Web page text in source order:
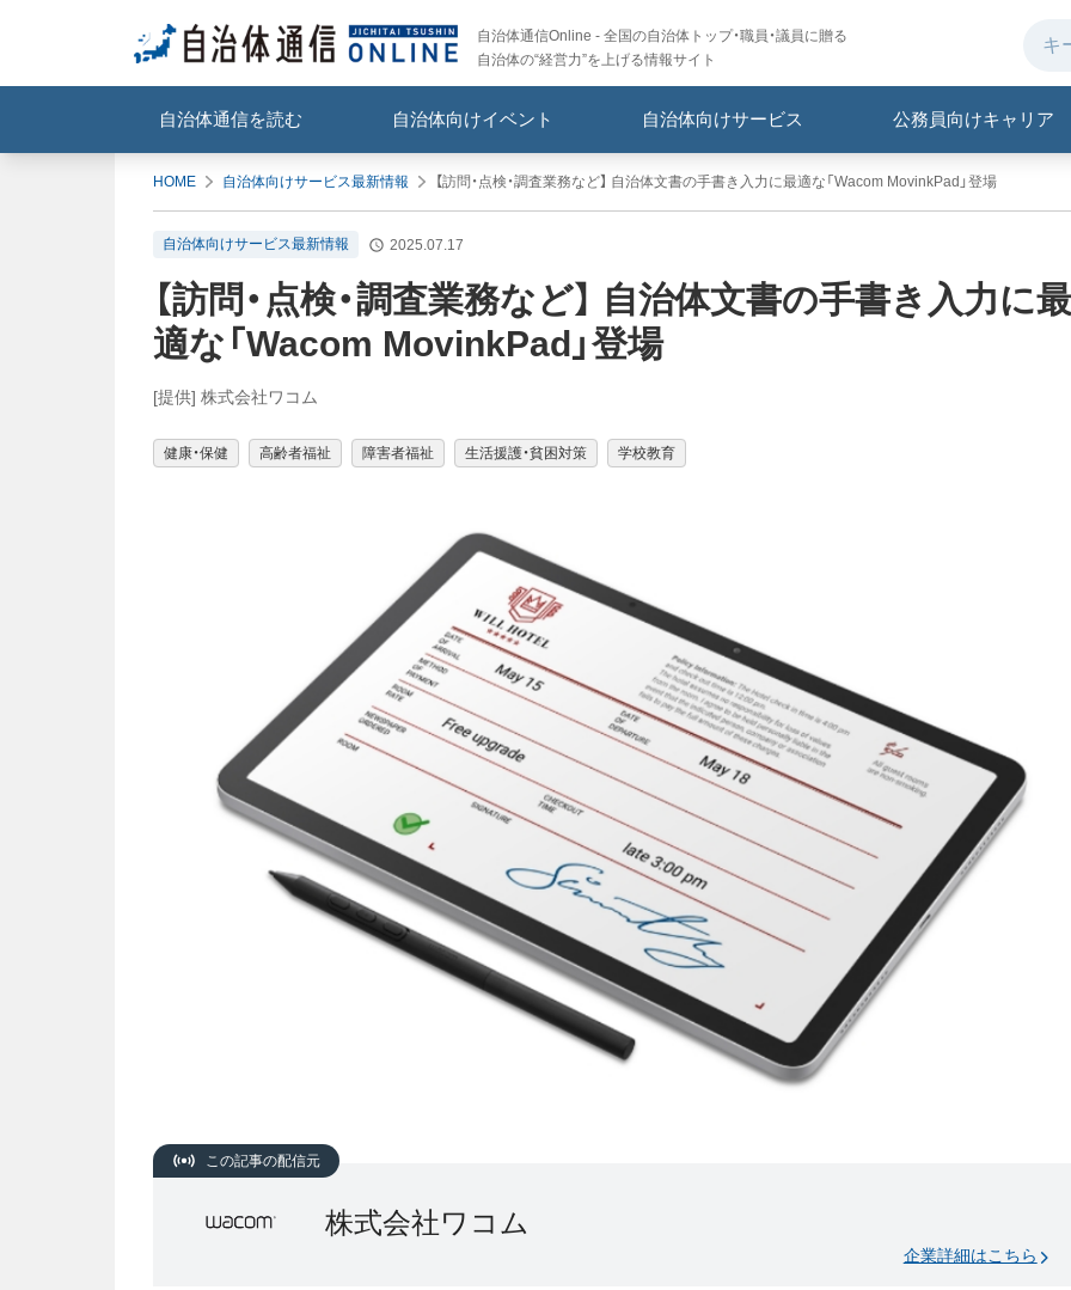
自治体通信Online - 全国の自治体トップ・職員・議員に贈る
自治体の“経営力”を上げる情報サイト
自治体通信を読む 自治体向けイベント 自治体向けサービス 公務員向けキャリア
HOME 自治体向けサービス最新情報 【訪問・点検・調査業務など】 自治体文書の手書き入力に最適な「Wacom MovinkPad」登場
自治体向けサービス最新情報 2025.07.17
【訪問・点検・調査業務など】 自治体文書の手書き入力に最
適な「Wacom MovinkPad」登場
[提供] 株式会社ワコム
健康・保健 高齢者福祉 障害者福祉 生活援護・貧困対策 学校教育
この記事の配信元
株式会社ワコム
企業詳細はこちら